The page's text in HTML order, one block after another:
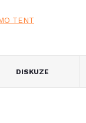
TENT
DISKUZE